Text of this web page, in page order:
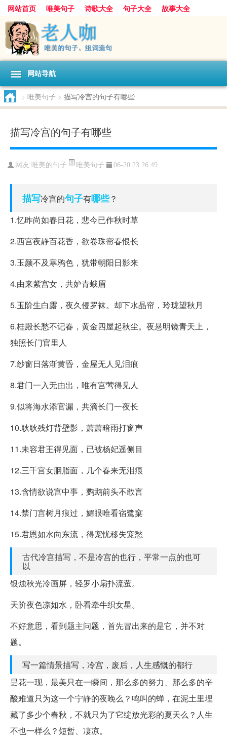
网站首页 唯美句子 诗歌大全 句子大全
故事大全
人生感悟
其他美文 美文欣赏
感人故事
句子分类
网站导航
> 唯美句子 > 描写冷宫的句子有哪些
描写冷宫的句子有哪些
网友: 唯美的句子 唯美句子 06-20 23:26:49
描写冷宫的句子有哪些？
1.忆昨尚如春日花，悲今已作秋时草
2.西宫夜静百花香，欲卷珠帘春恨长
3.玉颜不及寒鸦色，犹带朝阳日影来
4.由来紫宫女，共妒青蛾眉
5.玉阶生白露，夜久侵罗袜。却下水晶帘，玲珑望秋月
6.桂殿长愁不记春，黄金四屋起秋尘。夜悬明镜青天上，
独照长门官里人
7.纱窗日落渐黄昏，金屋无人见泪痕
8.君门一入无由出，唯有宫莺得见人
9.似将海水添官漏，共滴长门一夜长
10.耿耿残灯背壁影，萧萧暗雨打窗声
11.未容君王得见面，已被杨妃遥侧目
12.三千宫女胭脂面，几个春来无泪痕
13.含情欲说宫中事，鹦鹉前头不敢言
14.禁门宫树月痕过，媚眼唯看宿鹭窠
15.君恩如水向东流，得宠忧移失宠愁
古代冷宫描写，不是冷宫的也行，平常一点的也可
以
银烛秋光冷画屏，轻罗小扇扑流萤。
天阶夜色凉如水，卧看牵牛织女星。
不好意思，看到题主问题，首先冒出来的是它，并不对
题。
写一篇情景描写，冷宫，废后，人生感慨的都行
昙花一现，最美只在一瞬间，那么多的努力、那么多的辛
酸难道只为这一个宁静的夜晚么？鸣叫的蝉，在泥土里埋
藏了多少个春秋，不就只为了它绽放光彩的夏天么？人生
不也一样么？短暂、凄凉。